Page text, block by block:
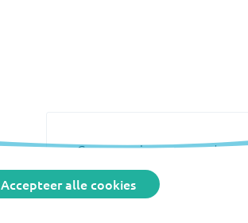
Geen ervaringen gevonden
Accepteer alle cookies